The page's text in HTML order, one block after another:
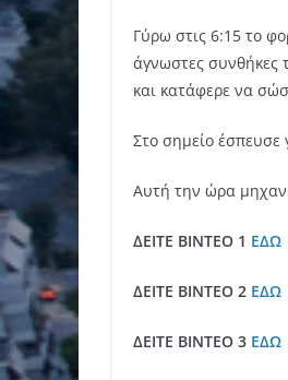
Γύρω στις 6:15 το
άγνωστες συνθήκες
και κατάφερε να
Στο σημείο έσπευσε
Αυτή την ώρα
ΔΕΙΤΕ ΒΙΝΤΕΟ 1 ΕΔΩ
ΔΕΙΤΕ ΒΙΝΤΕΟ 2 ΕΔΩ
ΔΕΙΤΕ ΒΙΝΤΕΟ 3 ΕΔΩ